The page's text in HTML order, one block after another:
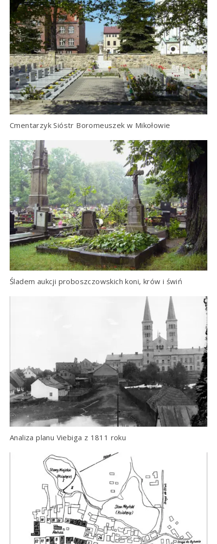
Cmentarzyk Sióstr Boromeuszek w Mikołowie
Śladem aukcji proboszczowskich koni, krów i świń
Analiza planu Viebiga z 1811 roku